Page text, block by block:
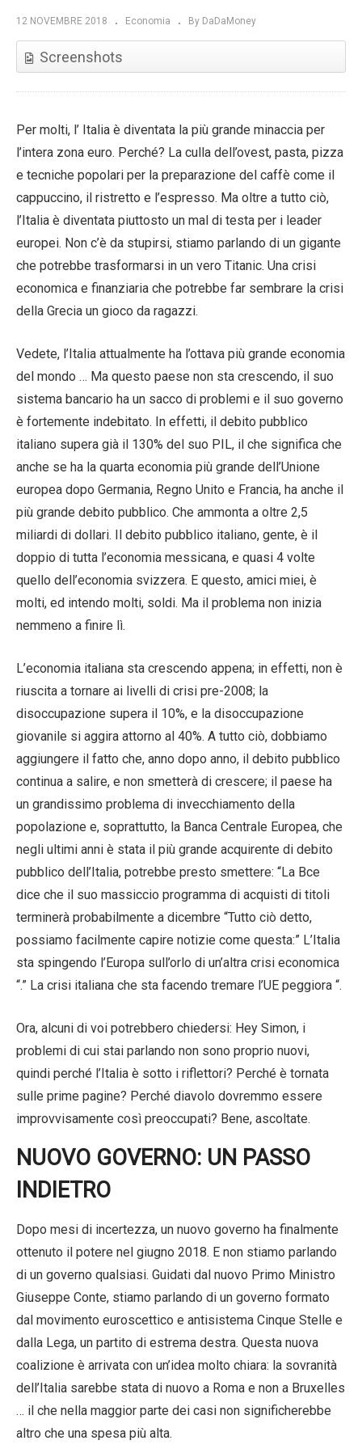
12 NOVEMBRE 2018 Economia By DaDaMoney
Screenshots
Per molti, l’ Italia è diventata la più grande minaccia per
l’intera zona euro. Perché? La culla dell’ovest, pasta, pizza
e tecniche popolari per la preparazione del caffè come il
cappuccino, il ristretto e l’espresso. Ma oltre a tutto ciò,
l’Italia è diventata piuttosto un mal di testa per i leader
europei. Non c’è da stupirsi, stiamo parlando di un gigante
che potrebbe trasformarsi in un vero Titanic. Una crisi
economica e finanziaria che potrebbe far sembrare la crisi
della Grecia un gioco da ragazzi.
Vedete, l’Italia attualmente ha l’ottava più grande economia
del mondo … Ma questo paese non sta crescendo, il suo
sistema bancario ha un sacco di problemi e il suo governo
è fortemente indebitato. In effetti, il debito pubblico
italiano supera già il 130% del suo PIL, il che significa che
anche se ha la quarta economia più grande dell’Unione
europea dopo Germania, Regno Unito e Francia, ha anche il
più grande debito pubblico. Che ammonta a oltre 2,5
miliardi di dollari. Il debito pubblico italiano, gente, è il
doppio di tutta l’economia messicana, e quasi 4 volte
quello dell’economia svizzera. E questo, amici miei, è
molti, ed intendo molti, soldi. Ma il problema non inizia
nemmeno a finire lì.
L’economia italiana sta crescendo appena; in effetti, non è
riuscita a tornare ai livelli di crisi pre-2008; la
disoccupazione supera il 10%, e la disoccupazione
giovanile si aggira attorno al 40%. A tutto ciò, dobbiamo
aggiungere il fatto che, anno dopo anno, il debito pubblico
continua a salire, e non smetterà di crescere; il paese ha
un grandissimo problema di invecchiamento della
popolazione e, soprattutto, la Banca Centrale Europea, che
negli ultimi anni è stata il più grande acquirente di debito
pubblico dell’Italia, potrebbe presto smettere: “La Bce
dice che il suo massiccio programma di acquisti di titoli
terminerà probabilmente a dicembre “Tutto ciò detto,
possiamo facilmente capire notizie come questa:” L’Italia
sta spingendo l’Europa sull’orlo di un’altra crisi economica
“.” La crisi italiana che sta facendo tremare l’UE peggiora “.
Ora, alcuni di voi potrebbero chiedersi: Hey Simon, i
problemi di cui stai parlando non sono proprio nuovi,
quindi perché l’Italia è sotto i riflettori? Perché è tornata
sulle prime pagine? Perché diavolo dovremmo essere
improvvisamente così preoccupati? Bene, ascoltate.
NUOVO GOVERNO: UN PASSO
INDIETRO
Dopo mesi di incertezza, un nuovo governo ha finalmente
ottenuto il potere nel giugno 2018. E non stiamo parlando
di un governo qualsiasi. Guidati dal nuovo Primo Ministro
Giuseppe Conte, stiamo parlando di un governo formato
dal movimento euroscettico e antisistema Cinque Stelle e
dalla Lega, un partito di estrema destra. Questa nuova
coalizione è arrivata con un’idea molto chiara: la sovranità
dell’Italia sarebbe stata di nuovo a Roma e non a Bruxelles
… il che nella maggior parte dei casi non significherebbe
altro che una spesa più alta.